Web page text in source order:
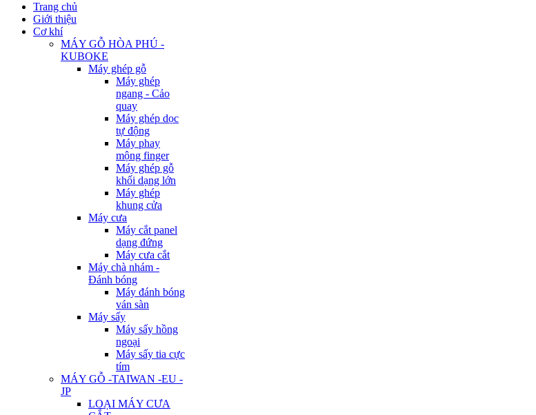
Trang chủ
Giới thiệu
Cơ khí
MÁY GỖ HÒA PHÚ -
KUBOKE
Máy ghép gỗ
Máy ghép
ngang - Cảo
quay
Máy ghép dọc
tự động
Máy phay
mộng finger
Máy ghép gỗ
khối dạng lớn
Máy ghép
khung cửa
Máy cưa
Máy cắt panel
dạng đứng
Máy cưa cắt
Máy chà nhám -
Đánh bóng
Máy đánh bóng
ván sàn
Máy sấy
Máy sấy hồng
ngoại
Máy sấy tia cực
tím
MÁY GỖ -TAIWAN -EU -
JP
LOẠI MÁY CƯA